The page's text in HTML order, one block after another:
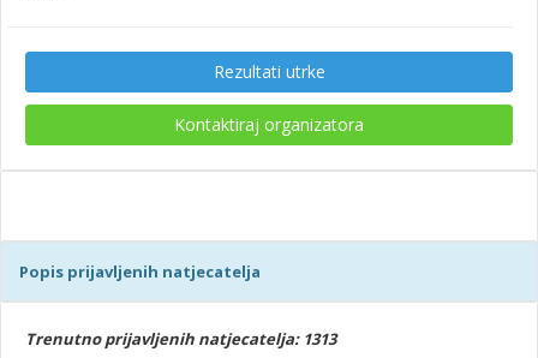
Rezultati utrke
Kontaktiraj organizatora
Popis prijavljenih natjecatelja
Trenutno prijavljenih natjecatelja: 1313